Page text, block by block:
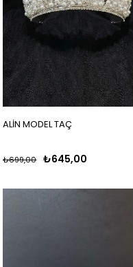
ALİN MODEL TAÇ
₺645,00
₺699,00